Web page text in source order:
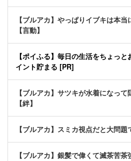
【ブルアカ】やっぱりイブキは本
【言動】
【ポイふる】毎日の生活をちょっ
イント貯まる [PR]
【ブルアカ】サツキが水着になっ
【絆】
【ブルアカ】スミカ視点だと大問
【ブルアカ】銀髪で偉くて滅茶苦